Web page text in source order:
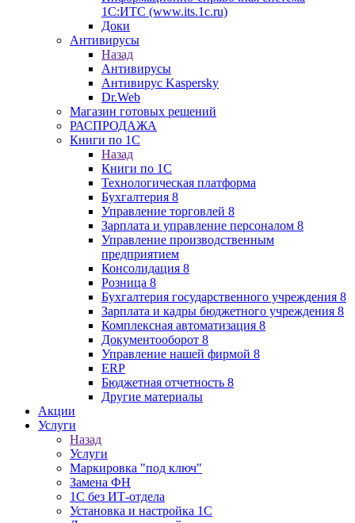
1С:ИТС (www.its.1c.ru)
Доки
Антивирусы
Назад
Антивирусы
Антивирус Kaspersky
Dr.Web
Магазин готовых решений
РАСПРОДАЖА
Книги по 1С
Назад
Книги по 1С
Технологическая платформа
Бухгалтерия 8
Управление торговлей 8
Зарплата и управление персоналом 8
Управление производственным
предприятием
Консолидация 8
Розница 8
Бухгалтерия государственного учреждения 8
Зарплата и кадры бюджетного учреждения 8
Комплексная автоматизация 8
Документооборот 8
Управление нашей фирмой 8
ERP
Бюджетная отчетность 8
Другие материалы
Акции
Услуги
Назад
Услуги
Маркировка "под ключ"
Замена ФН
1С без ИТ-отдела
Установка и настройка 1С